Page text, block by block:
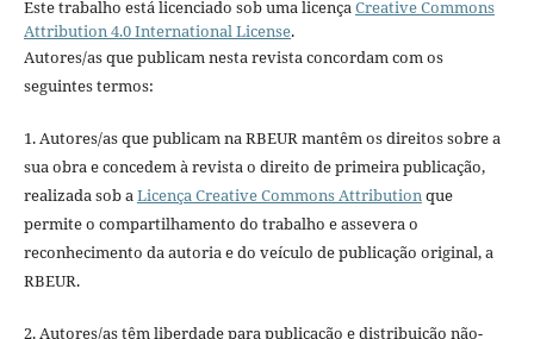
Este trabalho está licenciado sob uma licençaCreative Commons
Attribution 4.0 International License.
Autores/as que publicam nesta revista concordam com os
seguintes termos:
1. Autores/as que publicam na RBEUR mantêm os direitos sobre a
sua obra e concedem à revista o direito de primeira publicação,
realizada sob aLicença Creative Commons Attributionque
permite o compartilhamento do trabalho e assevera o
reconhecimento da autoria e do veículo de publicação original, a
RBEUR.
2. Autores/as têm liberdade para publicação e distribuição não-